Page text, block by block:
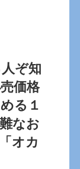
ぞ知
価格
る１
なお
オカ